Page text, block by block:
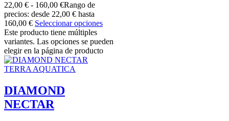
22,00 € - 160,00 €Rango de
precios: desde 22,00 € hasta
160,00 € Seleccionar opciones
Este producto tiene múltiples
variantes. Las opciones se pueden
elegir en la página de producto
TERRA AQUATICA
DIAMOND
NECTAR